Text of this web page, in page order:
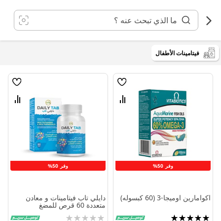
المحتوى
فيتامينات الأطفال
وفر 50%
قائمة
قارن
اكوامارين اوميجا-3 (60 كبسوله)
تقييم:
وفر 50%
قائمة
قارن
دايلي تاب فيتامينات و معادن
متعددة 60 قرص للمضغ
Rating: